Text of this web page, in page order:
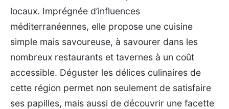
locaux. Imprégnée d’influences
méditerranéennes, elle propose une cuisine
simple mais savoureuse, à savourer dans les
nombreux restaurants et tavernes à un coût
accessible. Déguster les délices culinaires de
cette région permet non seulement de satisfaire
ses papilles, mais aussi de découvrir une facette